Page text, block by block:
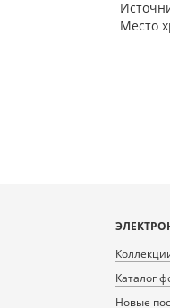
Место
Каталог
Новые